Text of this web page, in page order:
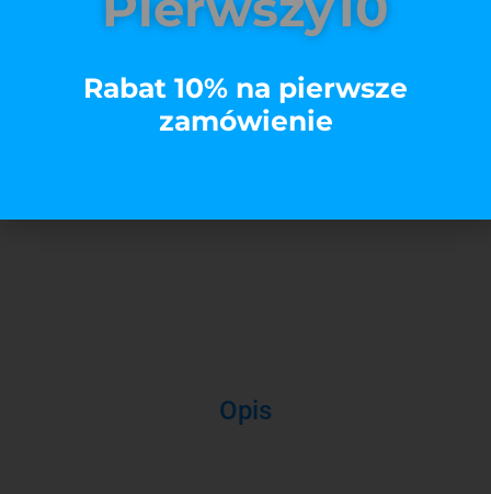
Kolory
Opis
Rabat 10% na pierwsze
zamówienie